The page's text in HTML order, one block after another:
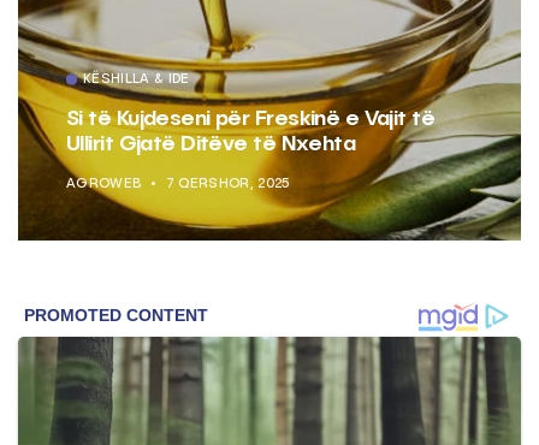
KËSHILLA & IDE
Si të Kujdeseni për Freskinë e Vajit të
Ullirit Gjatë Ditëve të Nxehta
AGROWEB 7 QERSHOR, 2025